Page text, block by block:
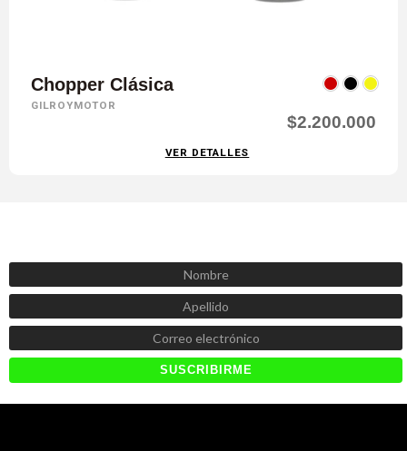
Chopper Clásica
GILROYMOTOR
$2.200.000
VER DETALLES